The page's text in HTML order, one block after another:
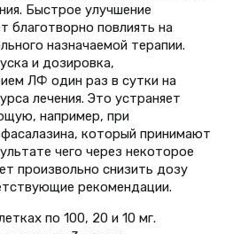
Быстрое улучшение
благотворно повлиять на
назначаемой терапии.
и дозировка,
ЛФ один раз в сутки на
лечения. Это устраняет
например, при
который принимают
чего через некоторое
произвольно снизить дозу
рекомендации.
по 100, 20 и 10 мг.